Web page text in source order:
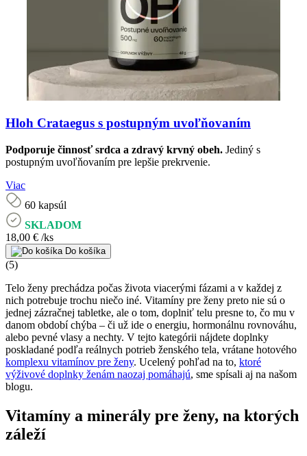
Hloh Crataegus s postupným uvoľňovaním
Podporuje činnosť srdca a zdravý krvný obeh. Jediný s
postupným uvoľňovaním pre lepšie prekrvenie.
Viac
60 kapsúl
SKLADOM
18,00 € /ks
Do košíka
(5)
Telo ženy prechádza počas života viacerými fázami a v každej z
nich potrebuje trochu niečo iné. Vitamíny pre ženy preto nie sú o
jednej zázračnej tabletke, ale o tom, doplniť telu presne to, čo mu v
danom období chýba – či už ide o energiu, hormonálnu rovnováhu,
alebo pevné vlasy a nechty. V tejto kategórii nájdete doplnky
poskladané podľa reálnych potrieb ženského tela, vrátane hotového
komplexu vitamínov pre ženy. Ucelený pohľad na to, ktoré
výživové doplnky ženám naozaj pomáhajú, sme spísali aj na našom
blogu.
Vitamíny a minerály pre ženy, na ktorých
záleží